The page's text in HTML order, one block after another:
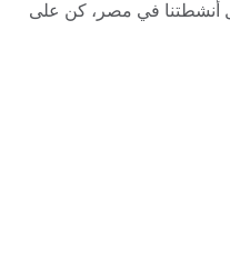
أنشطتنا في مصر، كن على